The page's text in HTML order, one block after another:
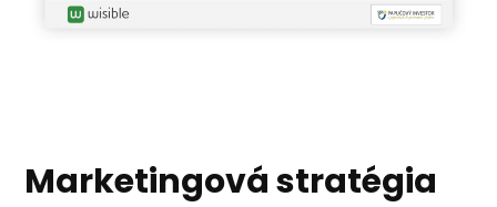
Marketingová stratégia